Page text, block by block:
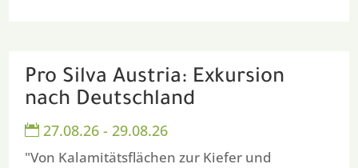
Pro Silva Austria: Exkursion
nach Deutschland
 27.08.26 - 29.08.26
"Von Kalamitätsflächen zur Kiefer und